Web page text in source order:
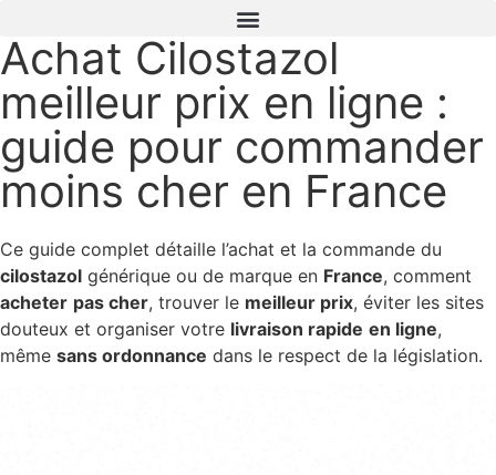
Achat Cilostazol
meilleur prix en ligne :
guide pour commander
moins cher en France
Ce guide complet détaille l’achat et la commande du
cilostazol générique ou de marque en France, comment
acheter pas cher, trouver le meilleur prix, éviter les sites
douteux et organiser votre livraison rapide en ligne,
même sans ordonnance dans le respect de la législation.